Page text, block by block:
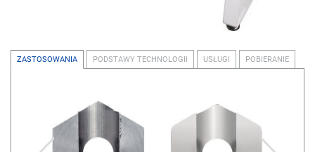
ZASTOSOWANIA PODSTAWY TECHNOLOGII USŁUGI POBIERANIE